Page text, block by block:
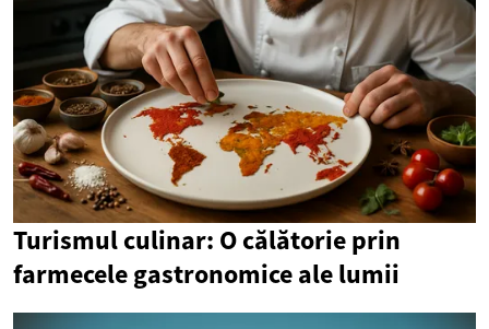
Turismul culinar: O călătorie prin
farmecele gastronomice ale lumii